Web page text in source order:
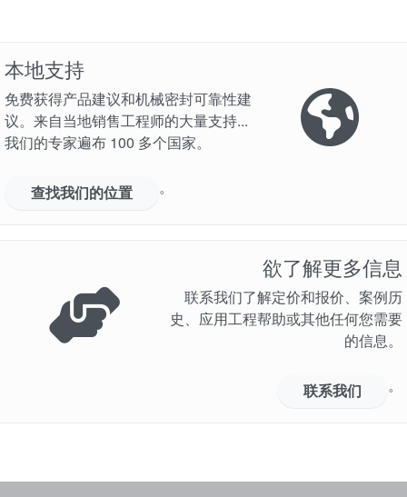
学院
行业指南
本地支持
免费获得产品建议和机械密封可靠性建
议。来自当地销售工程师的大量支持...
我们的专家遍布 100 多个国家。
查找我们的位置 。
欲了解更多信息
联系我们了解定价和报价、案例历
史、应用工程帮助或其他任何您需要
的信息。
联系我们 。